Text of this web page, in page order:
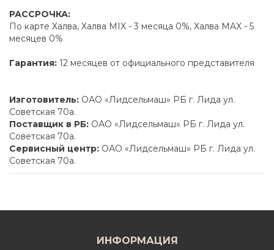
РАССРОЧКА:
По карте Халва, Халва MIX - 3 месяца 0%, Халва MAX - 5
месяцев 0%
Гарантия: 12 месяцев от официального представителя
Изготовитель: ОАО «Лидсельмаш» РБ г. Лида ул.
Советская 70а.
Поставщик в РБ: ОАО «Лидсельмаш» РБ г. Лида ул.
Советская 70а.
Сервисный центр: ОАО «Лидсельмаш» РБ г. Лида ул.
Советская 70а.
ИНФОРМАЦИЯ